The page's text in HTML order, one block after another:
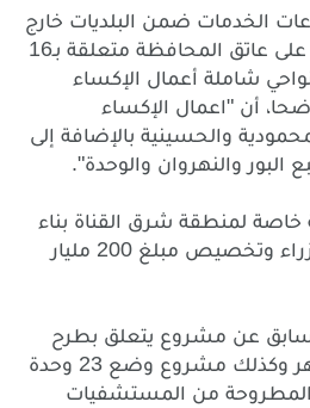
الخدمات ضمن البلديات خارج
على عاتق المحافظة متعلقة بـ16
شاملة أعمال الإكساء
أن "اعمال الإكساء
والحسينية بالإضافة إلى
البور والنهروان والوحدة".
خاصة لمنطقة شرق القناة بناء
وتخصيص مبلغ
مليار
عن مشروع يتعلق بطرح
وكذلك مشروع وضع
وحدة
المطروحة من المستشفيات